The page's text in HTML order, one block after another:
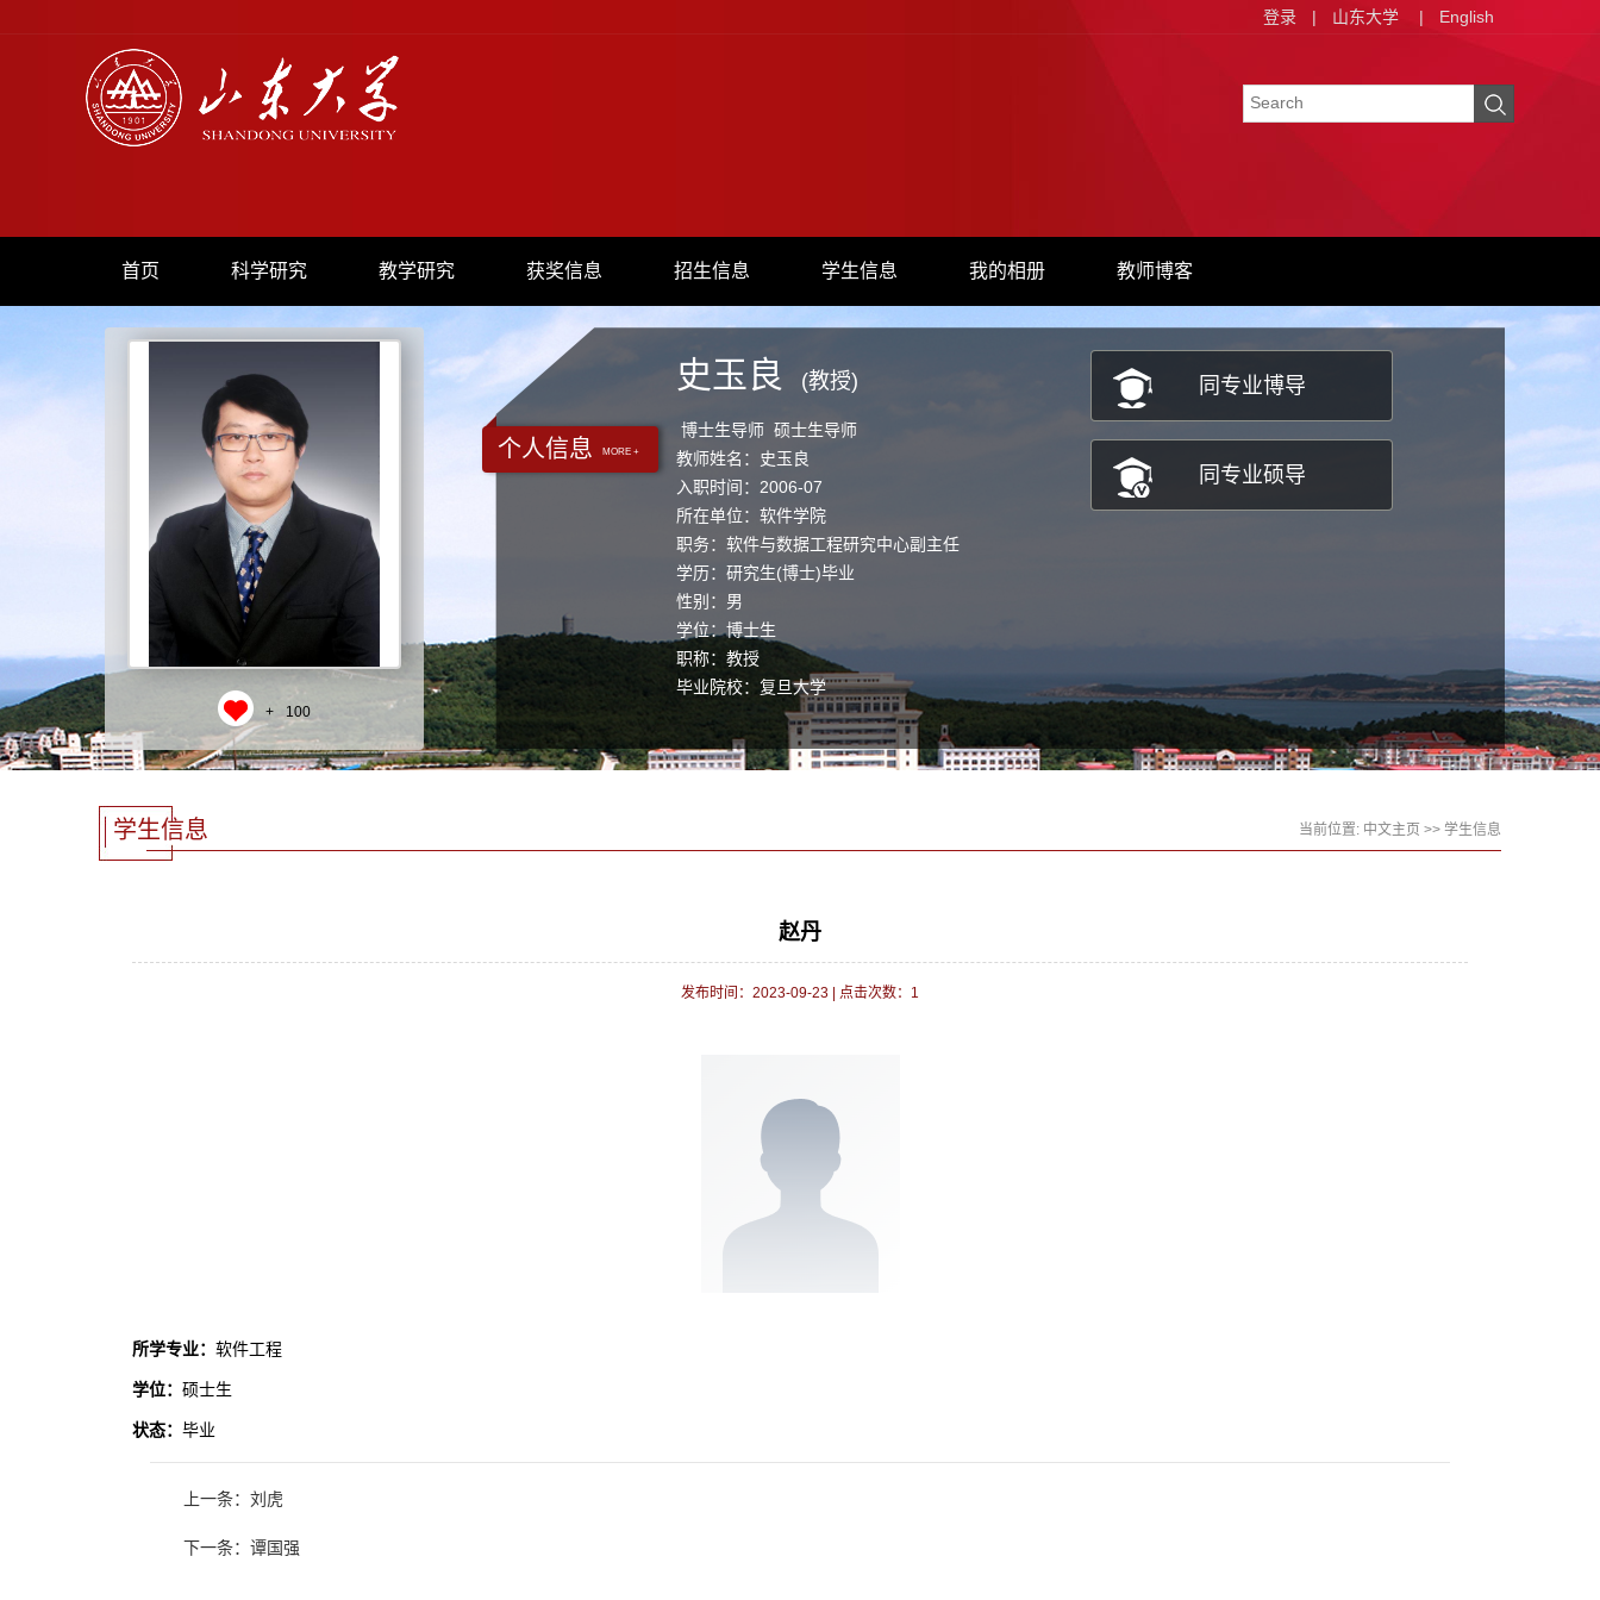
登录 | 山东大学 | English
首页 科学研究 教学研究 获奖信息 招生信息 学生信息 我的相册 教师博客
+ 100
个人信息 MORE +
史玉良 (教授)
博士生导师 硕士生导师
教师姓名：史玉良
入职时间：2006-07
所在单位：软件学院
职务：软件与数据工程研究中心副主任
学历：研究生(博士)毕业
性别：男
学位：博士生
职称：教授
毕业院校：复旦大学
学科：软件工程其他专业
同专业博导
同专业硕导
学生信息 当前位置: 中文主页 >> 学生信息
赵丹
发布时间：2023-09-23 点击次数： 1
所学专业： 软件工程
学位： 硕士生
状态： 毕业
上一条：刘虎
下一条：谭国强